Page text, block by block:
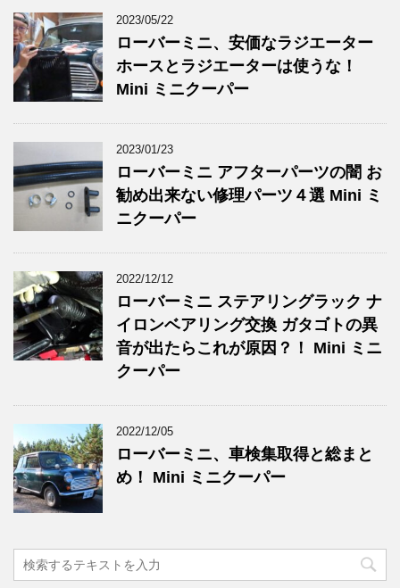
2023/05/22
ローバーミニ、安価なラジエーター
ホースとラジエーターは使うな！
Mini ミニクーパー
2023/01/23
ローバーミニ アフターパーツの闇 お
勧め出来ない修理パーツ４選 Mini ミ
ニクーパー
2022/12/12
ローバーミニ ステアリングラック ナ
イロンベアリング交換 ガタゴトの異
音が出たらこれが原因？！ Mini ミニ
クーパー
2022/12/05
ローバーミニ、車検集取得と総まと
め！ Mini ミニクーパー